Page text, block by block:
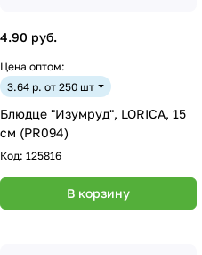
4.90 руб.
Цена оптом:
3.64 р. от 250 шт
Блюдце "Изумруд", LORICA, 15
см (PR094)
Код: 125816
В корзину